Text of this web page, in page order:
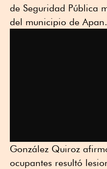
de Seguridad Pública
del municipio de Apan.
González Quiroz
ocupantes resultó